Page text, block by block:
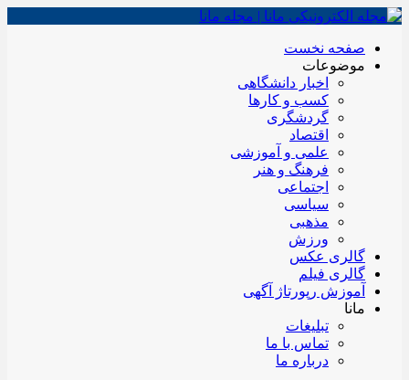
صفحه نخست
موضوعات
اخبار دانشگاهی
کسب و کارها
گردشگری
اقتصاد
علمی و آموزشی
فرهنگ و هنر
اجتماعی
سیاسی
مذهبی
ورزش
گالری عکس
گالری فیلم
آموزش رپورتاژ آگهی
مانا
تبلیغات
تماس با ما
درباره ما